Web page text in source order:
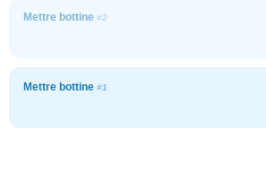
Mettre bottine #2
Mettre bottine #1